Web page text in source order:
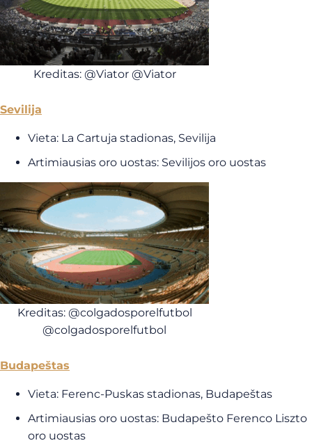
Kreditas: @Viator @Viator
Sevilija
Vieta: La Cartuja stadionas, Sevilija
Artimiausias oro uostas: Sevilijos oro uostas
Kreditas: @colgadosporelfutbol
@colgadosporelfutbol
Budapeštas
Vieta: Ferenc-Puskas stadionas, Budapeštas
Artimiausias oro uostas: Budapešto Ferenco Liszto
oro uostas